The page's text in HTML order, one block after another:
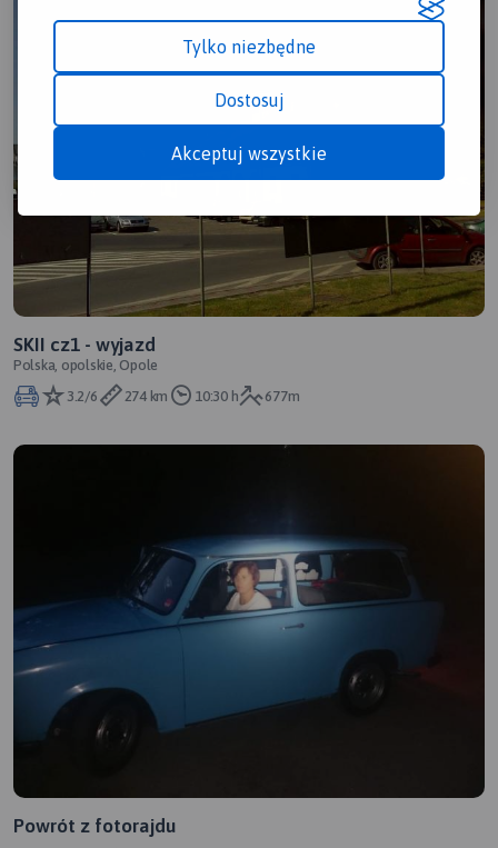
Tylko niezbędne
Dostosuj
Akceptuj wszystkie
SKII cz1 - wyjazd
Polska, opolskie, Opole
3.2/6
274 km 10:30 h 677m
Powrót z fotorajdu